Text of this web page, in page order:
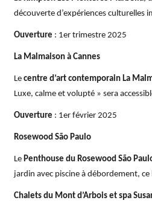
découverte d’expériences culturelles
Ouverture : 1er trimestre 2025
La Malmaison à Cannes
Le centre d’art contemporain La
Luxe, calme et volupté » sera
Ouverture : 1er février 2025
Rosewood São Paulo
Le Penthouse du Rosewood São
jardin avec piscine à débordement,
Chalets du Mont d’Arbois et spa